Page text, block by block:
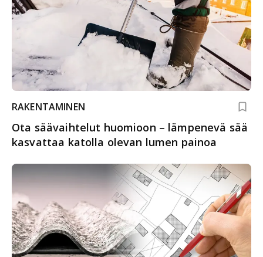
RAKENTAMINEN
Ota säävaihtelut huomioon – lämpenevä sää
kasvattaa katolla olevan lumen painoa